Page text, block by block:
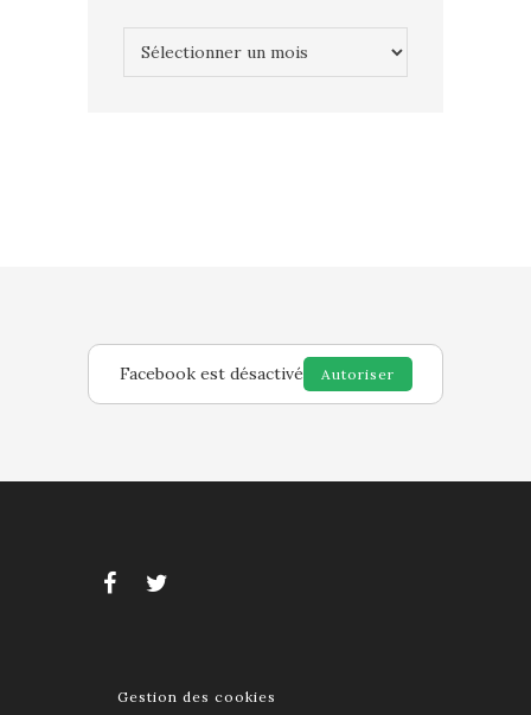
Facebook est désactivé Autoriser
Gestion des cookies